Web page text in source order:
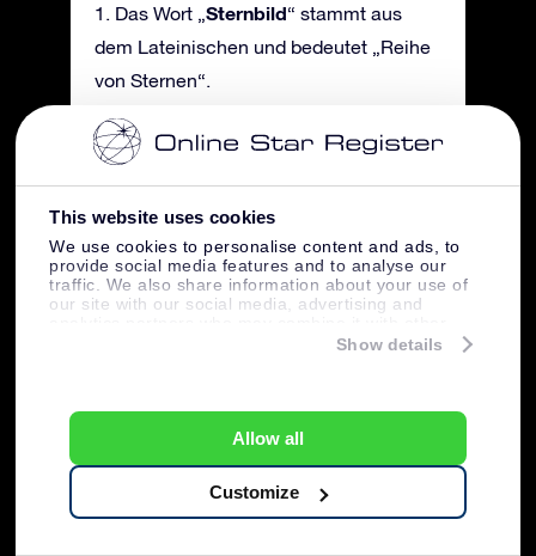
This website uses cookies
We use cookies to personalise content and ads, to
provide social media features and to analyse our
traffic. We also share information about your use of
our site with our social media, advertising and
information that you’ve provided to them or that
Show details
Allow all
Customize
1. Das Wort „Sternbild“ stammt aus
dem Lateinischen und bedeutet „Reihe
von Sternen“.
2. Landwirte nutzten die Sternbilder als
erste. In einigen Bereichen war der
Wechsel der Jahreszeiten sehr subtil
und die Bauern waren beim Anpflanzen
sowie bei der Ernte von den Sternen
abhängig.
unterschiedliche Sternkonstellationen
4. Wir wissen, dass die Sternbilder